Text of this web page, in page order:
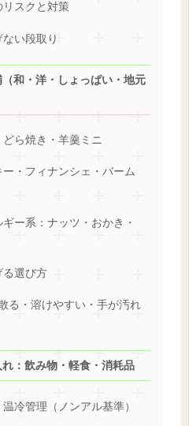
リスクと対策
い段取り
和・洋・しょっぱい・地元
ら焼き・羊羹ミニ
・フィナンシェ・バーム
ー系：ナッツ・おかき・
る選び方
る・溶けやすい・手が汚れ
：飲み物・軽食・消耗品
冷管理（ノンアル基準）